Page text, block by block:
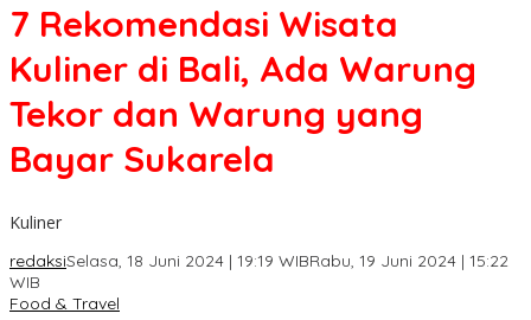
7 Rekomendasi Wisata
Kuliner di Bali, Ada Warung
Tekor dan Warung yang
Bayar Sukarela
Kuliner
redaksiSelasa, 18 Juni 2024 | 19:19 WIBRabu, 19 Juni 2024 | 15:22
WIB
Food & Travel